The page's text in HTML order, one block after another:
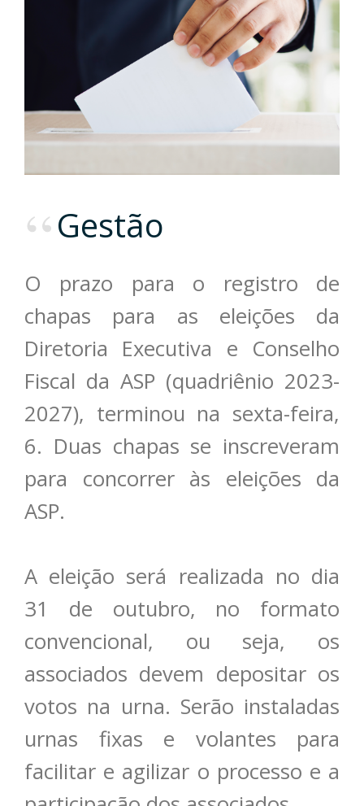
Gestão
O prazo para o registro de
chapas para as eleições da
Diretoria Executiva e Conselho
Fiscal da ASP (quadriênio 2023-
2027), terminou na sexta-feira,
6. Duas chapas se inscreveram
para concorrer às eleições da
ASP.
A eleição será realizada no dia
31 de outubro, no formato
convencional, ou seja, os
associados devem depositar os
votos na urna. Serão instaladas
urnas fixas e volantes para
facilitar e agilizar o processo e a